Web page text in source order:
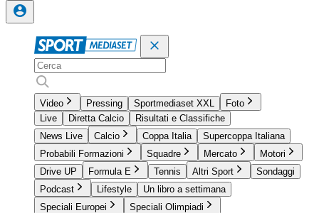
Video Pressing Sportmediaset XXL
Foto
Live
Diretta Calcio
Risultati e Classifiche
News Live
Calcio Coppa Italia
Supercoppa Italiana
Probabili Formazioni
Squadre Mercato
Motori
Drive UP
Formula E Tennis Altri Sport
Sondaggi
Podcast
Lifestyle
Un libro a settimana
Speciali Europei
Speciali Olimpiadi